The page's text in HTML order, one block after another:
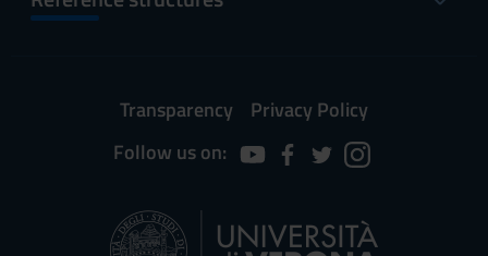
Transparency
Privacy Policy
Follow us on: